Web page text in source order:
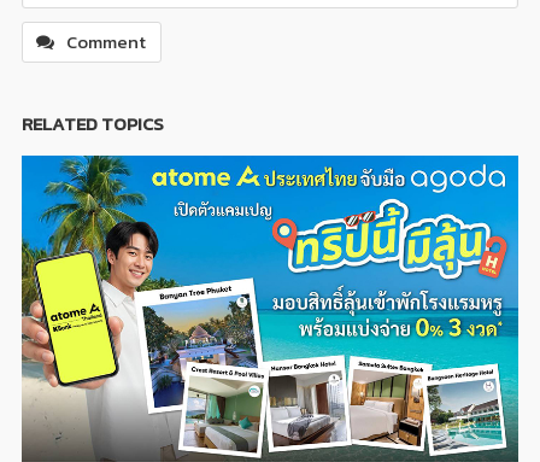
Comment
RELATED TOPICS